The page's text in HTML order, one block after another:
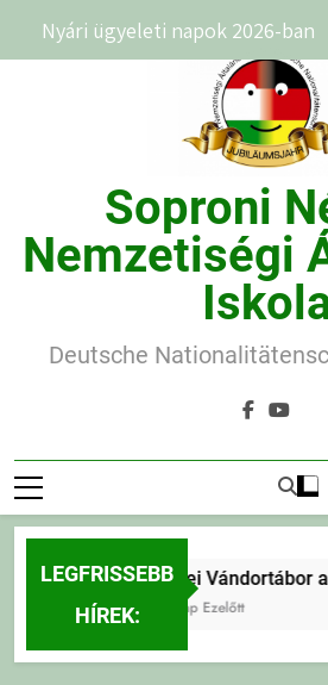
Soproni
Nemzetiségi
Deutsche
LEGFRISSEBB
HÍREK:
Erdei Vándortábor a
4 Nap Ezelőtt
Nyári ügyeleti napok 2026-ban